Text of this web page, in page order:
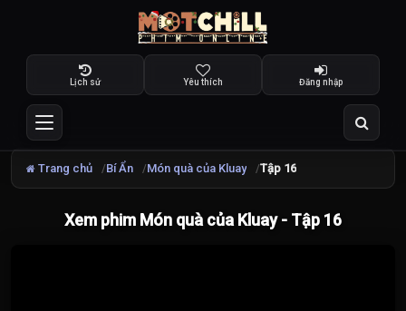
Lịch sử Yêu thích Đăng nhập
Trang chủ Bí Ẩn Món quà của Kluay Tập 16
Xem phim Món quà của Kluay - Tập 16